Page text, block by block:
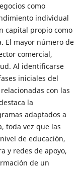
como
individual
capital propio como
El mayor número de
comercial,
Al identificarse
iniciales del
con las
la
adaptados a
toda vez que las
de educación,
y redes de apoyo,
de un